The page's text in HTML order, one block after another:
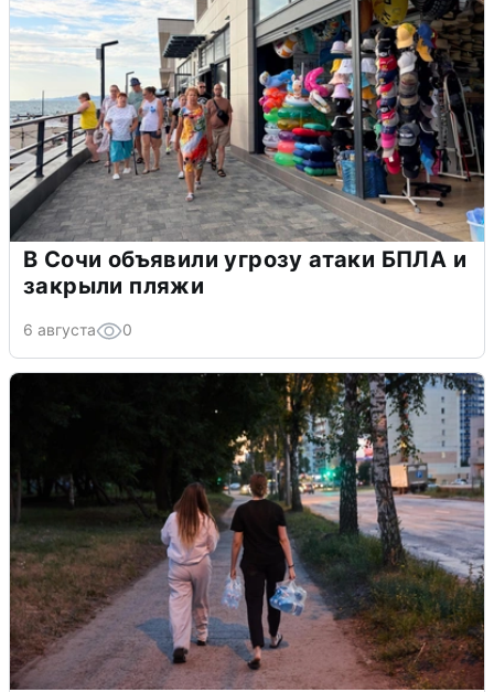
В Сочи объявили угрозу атаки БПЛА и
закрыли пляжи
6 августа 0